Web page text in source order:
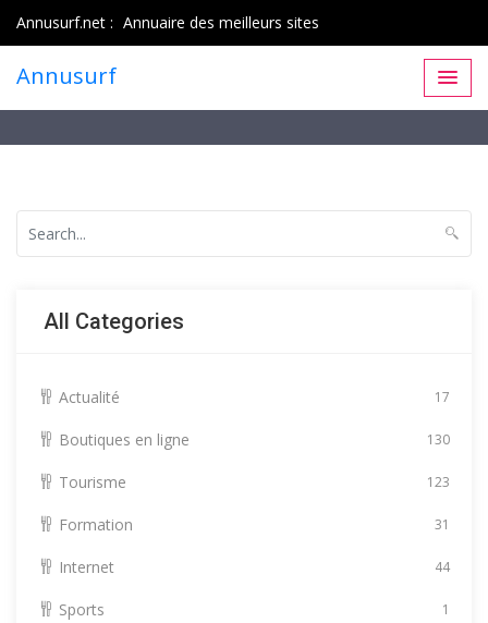
Annusurf.net : Annuaire des meilleurs sites
Annusurf
All Categories
Actualité 17
Boutiques en ligne 130
Tourisme 123
Formation 31
Internet 44
Sports 1